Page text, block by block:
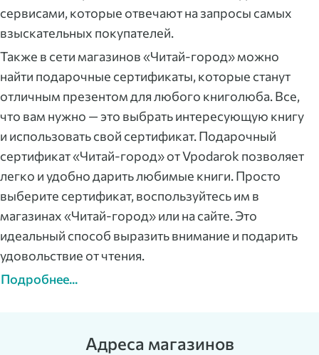
сервисами, которые отвечают на запросы самых
взыскательных покупателей.
Также в сети магазинов «Читай-город» можно
найти подарочные сертификаты, которые станут
отличным презентом для любого книголюба. Все,
что вам нужно — это выбрать интересующую книгу
и использовать свой сертификат. Подарочный
сертификат «Читай-город» от Vpodarok позволяет
легко и удобно дарить любимые книги. Просто
выберите сертификат, воспользуйтесь им в
магазинах «Читай-город» или на сайте. Это
идеальный способ выразить внимание и подарить
удовольствие от чтения.
Подробнее...
Адреса магазинов